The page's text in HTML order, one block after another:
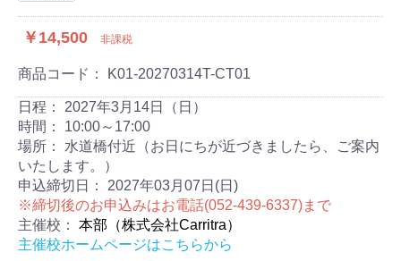
￥14,500 非課税
商品コード： K01-20270314T-CT01
日程： 2027年3月14日（日）
時間： 10:00～17:00
場所： 水道橋付近（お日にちが近づきましたら、ご案内
いたします。）
申込締切日： 2027年03月07日(日)
※締切後のお申込みはお電話(052-439-6337)まで
主催校： 本部（株式会社Carritra）
主催校ホームページはこちらから